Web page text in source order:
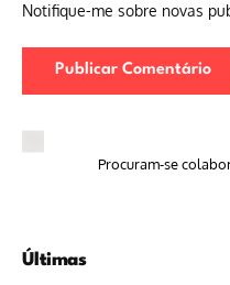
Notifique-me sobre novas
Procuram-se
Últimas